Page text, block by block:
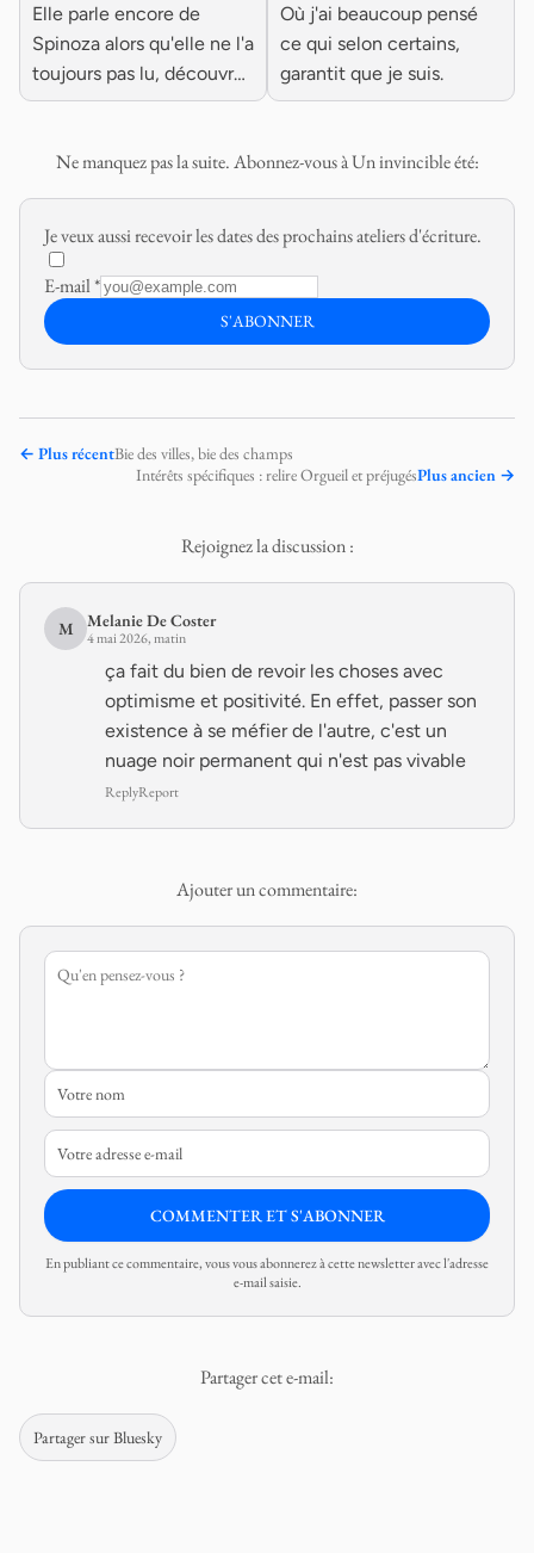
Elle parle encore de
Spinoza alors qu'elle ne l'a
toujours pas lu, découvrez
son histoire.
Où j'ai beaucoup pensé
ce qui selon certains,
garantit que je suis.
Ne manquez pas la suite. Abonnez-vous à Un invincible été:
Je veux aussi recevoir les dates des prochains ateliers d'écriture.
E-mail*
S'ABONNER
← Plus récentBie des villes, bie des champs
Plus ancien →
Intérêts spécifiques : relire Orgueil et préjugés
Rejoignez la discussion :
M Melanie De Coster
4 mai 2026, matin
ça fait du bien de revoir les choses avec
optimisme et positivité. En effet, passer son
existence à se méfier de l'autre, c'est un
nuage noir permanent qui n'est pas vivable
ReplyReport
Ajouter un commentaire:
COMMENTER ET S'ABONNER
En publiant ce commentaire, vous vous abonnerez à cette newsletter avec l'adresse
e-mail saisie.
Partager cet e-mail:
Partager sur Bluesky